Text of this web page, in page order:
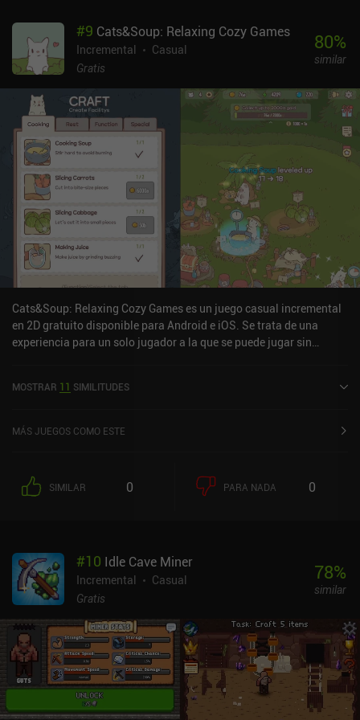
#9 Cats&Soup: Relaxing Cozy Games
Incremental
Casual
Gratis
80%
similar
Cats&Soup: Relaxing Cozy Games es un juego casual incremental
en 2D gratuito disponible para Android e iOS. Se trata de una
experiencia para un solo jugador a la que se puede jugar sin
de 4,6 sobre 5,0 en Google Play y de 4,9 sobre 5,0 en la App Store
MOSTRAR 11 SIMILITUDES
MÁS JUEGOS COMO ESTE
SIMILAR 0 PARA NADA 0
#10 Idle Cave Miner
Incremental
Casual
Gratis
78%
similar